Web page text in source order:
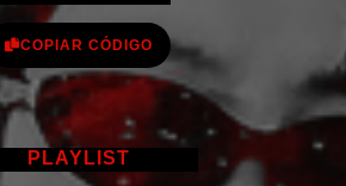
COPIAR CÓDIGO
PLAYLIST